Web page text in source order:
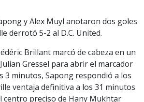
y Alex Muyl anotaron dos goles
derrotó 5-2 al D.C. United.
Brillant marcó de cabeza en un
Gressel para abrir el marcador
3 minutos, Sapong respondió a los
ventaja definitiva a los 31 minutos
centro preciso de Hany Mukhtar